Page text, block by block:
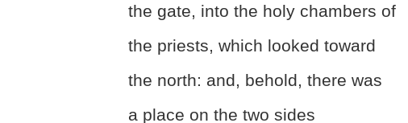
the gate, into the holy chambers of
the priests, which looked toward
the north: and, behold, there was
a place on the two sides